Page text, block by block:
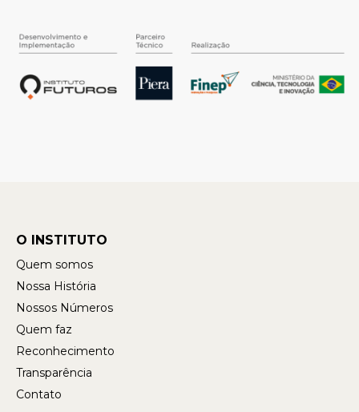
O INSTITUTO
Quem somos
Nossa História
Nossos Números
Quem faz
Reconhecimento
Transparência
Contato